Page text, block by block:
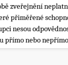
zveřejnění
přiměřené
nesou
přímo nebo